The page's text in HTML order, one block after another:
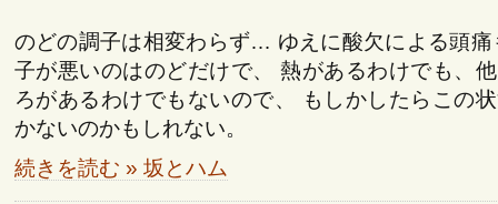
のどの調子は相変わらず… ゆえに酸欠による頭痛
子が悪いのはのどだけで、 熱があるわけでも、
ろがあるわけでもないので、 もしかしたらこの
かないのかもしれない。
続きを読む » 坂とハム